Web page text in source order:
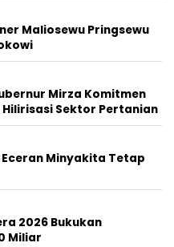
Maliosewu Pringsewu
Mirza Komitmen
Sektor Pertanian
Minyakita Tetap
2026 Bukukan
Miliar